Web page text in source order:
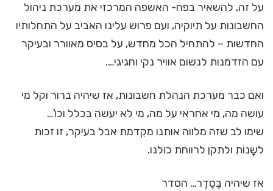
על זה, להשאיר בפח- האשפה המרכזי את מערכת ניהול
החשבונות על תיוקיה, ועם פרוש עלינו האביב על התחלותיו
החדשות – להתחיל הכל מחדש, על בסיס מאוורר ובעיקר
עם הזדמנות לנשום אוויר נקי וחגיגי….
ואם כבר מערכת הנהלת חשבונות, אז שיהיה ברור וקל מי
עושה מה, מי אחראי על מה, מי לא יעשה בכלל וכו'…
שימו לב שזה מלווה אותנו מקִדמת אבל בעיקר, זו זכות
לשָנוֹת ולתקן לרווחת כולנו.
אז שיהיה בֶּסֶדֶר… הסדר